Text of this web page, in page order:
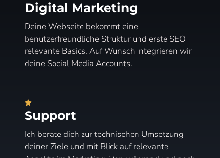
Digital Marketing
Deine Webseite bekommt eine
benutzerfreundliche Struktur und erste SEO
relevante Basics. Auf Wunsch integrieren wir
deine Social Media Accounts.
Support
Ich berate dich zur technischen Umsetzung
deiner Ziele und mit Blick auf relevante